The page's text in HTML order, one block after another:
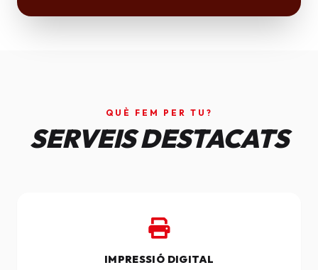
QUÈ FEM PER TU?
SERVEIS DESTACATS
IMPRESSIÓ DIGITAL